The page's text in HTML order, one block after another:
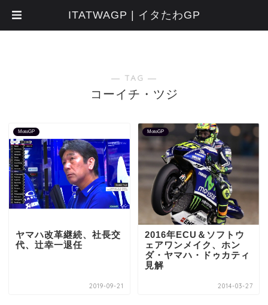
― TAG ―
コーイチ・ツジ
MotoGP
ヤマハ改革継続、社長交
代、辻幸一退任
2019-09-21
MotoGP
2016年ECU＆ソフトウ
ェアワンメイク、ホン
ダ・ヤマハ・ドゥカティ
見解
2014-03-27
ITATWAGP | イタたわGP